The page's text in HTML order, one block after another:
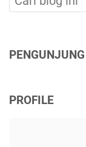
PENGUNJUNG
PROFILE